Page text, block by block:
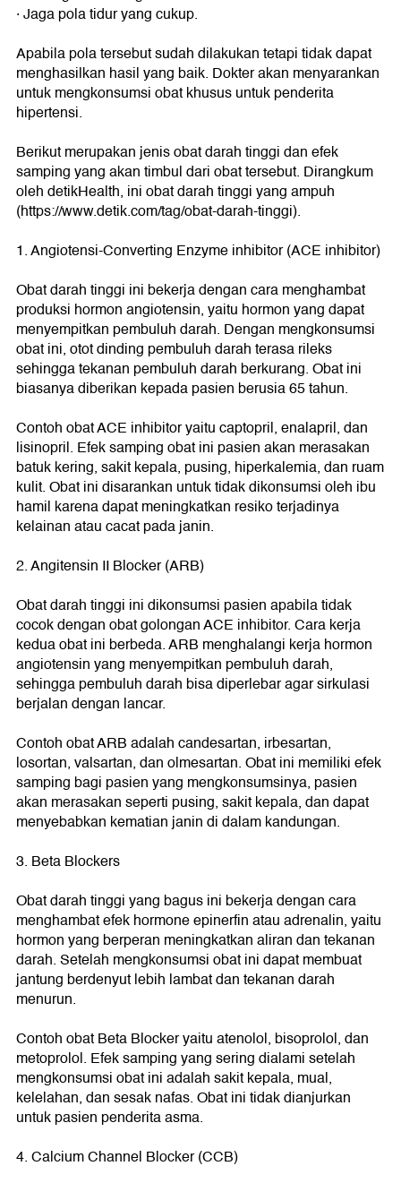
· Jaga pola tidur yang cukup.
Apabila pola tersebut sudah dilakukan tetapi tidak dapat
menghasilkan hasil yang baik. Dokter akan menyarankan
untuk mengkonsumsi obat khusus untuk penderita
hipertensi.
Berikut merupakan jenis obat darah tinggi dan efek
samping yang akan timbul dari obat tersebut. Dirangkum
oleh detikHealth, ini obat darah tinggi yang ampuh
(https://www.detik.com/tag/obat-darah-tinggi).
1. Angiotensi-Converting Enzyme inhibitor (ACE inhibitor)
Obat darah tinggi ini bekerja dengan cara menghambat
produksi hormon angiotensin, yaitu hormon yang dapat
menyempitkan pembuluh darah. Dengan mengkonsumsi
obat ini, otot dinding pembuluh darah terasa rileks
sehingga tekanan pembuluh darah berkurang. Obat ini
biasanya diberikan kepada pasien berusia 65 tahun.
Contoh obat ACE inhibitor yaitu captopril, enalapril, dan
lisinopril. Efek samping obat ini pasien akan merasakan
batuk kering, sakit kepala, pusing, hiperkalemia, dan ruam
kulit. Obat ini disarankan untuk tidak dikonsumsi oleh ibu
hamil karena dapat meningkatkan resiko terjadinya
kelainan atau cacat pada janin.
2. Angitensin II Blocker (ARB)
Obat darah tinggi ini dikonsumsi pasien apabila tidak
cocok dengan obat golongan ACE inhibitor. Cara kerja
kedua obat ini berbeda. ARB menghalangi kerja hormon
angiotensin yang menyempitkan pembuluh darah,
sehingga pembuluh darah bisa diperlebar agar sirkulasi
berjalan dengan lancar.
Contoh obat ARB adalah candesartan, irbesartan,
losortan, valsartan, dan olmesartan. Obat ini memiliki efek
samping bagi pasien yang mengkonsumsinya, pasien
akan merasakan seperti pusing, sakit kepala, dan dapat
menyebabkan kematian janin di dalam kandungan.
3. Beta Blockers
Obat darah tinggi yang bagus ini bekerja dengan cara
menghambat efek hormone epinerfin atau adrenalin, yaitu
hormon yang berperan meningkatkan aliran dan tekanan
darah. Setelah mengkonsumsi obat ini dapat membuat
jantung berdenyut lebih lambat dan tekanan darah
menurun.
Contoh obat Beta Blocker yaitu atenolol, bisoprolol, dan
metoprolol. Efek samping yang sering dialami setelah
mengkonsumsi obat ini adalah sakit kepala, mual,
kelelahan, dan sesak nafas. Obat ini tidak dianjurkan
untuk pasien penderita asma.
4. Calcium Channel Blocker (CCB)